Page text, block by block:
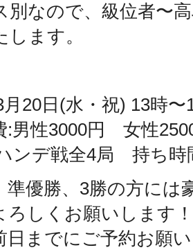
別なので、級位者〜
します。
月20日(水・祝) 13時〜
:男性3000円 女性
ンデ戦全4局 持ち時
優勝、 3勝の方には
ろしくお願いします！
日までにご予約お願